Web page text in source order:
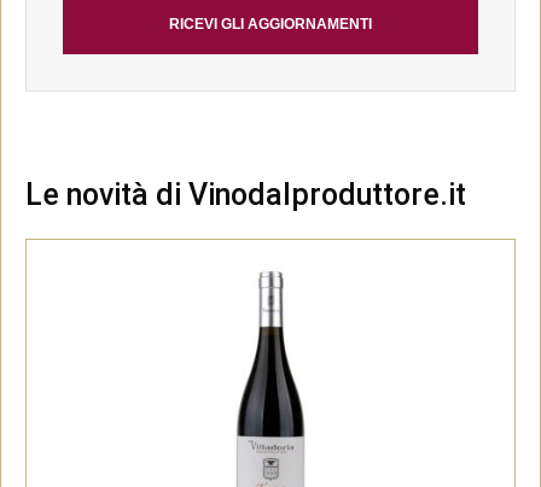
RICEVI GLI AGGIORNAMENTI
Le novità di Vinodalproduttore.it